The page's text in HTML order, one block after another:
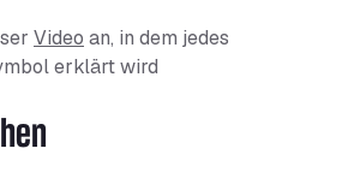
Video an, in dem jedes
erklärt wird